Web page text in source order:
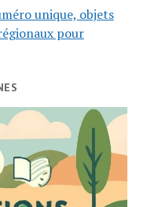
unique, objets
pour